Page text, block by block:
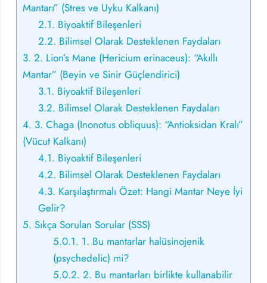
Mantarı” (Stres ve Uyku Kalkanı)
2.1. Biyoaktif Bileşenleri
2.2. Bilimsel Olarak Desteklenen Faydaları
3. 2. Lion’s Mane (Hericium erinaceus): “Akıllı
Mantar” (Beyin ve Sinir Güçlendirici)
3.1. Biyoaktif Bileşenleri
3.2. Bilimsel Olarak Desteklenen Faydaları
4. 3. Chaga (Inonotus obliquus): “Antioksidan Kralı”
(Vücut Kalkanı)
4.1. Biyoaktif Bileşenleri
4.2. Bilimsel Olarak Desteklenen Faydaları
4.3. Karşılaştırmalı Özet: Hangi Mantar Neye İyi
Gelir?
5. Sıkça Sorulan Sorular (SSS)
5.0.1. 1. Bu mantarlar halüsinojenik
(psychedelic) mi?
5.0.2. 2. Bu mantarları birlikte kullanabilir